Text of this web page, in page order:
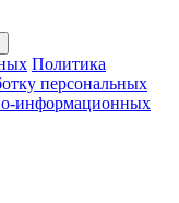
Политика
персональных
информационных